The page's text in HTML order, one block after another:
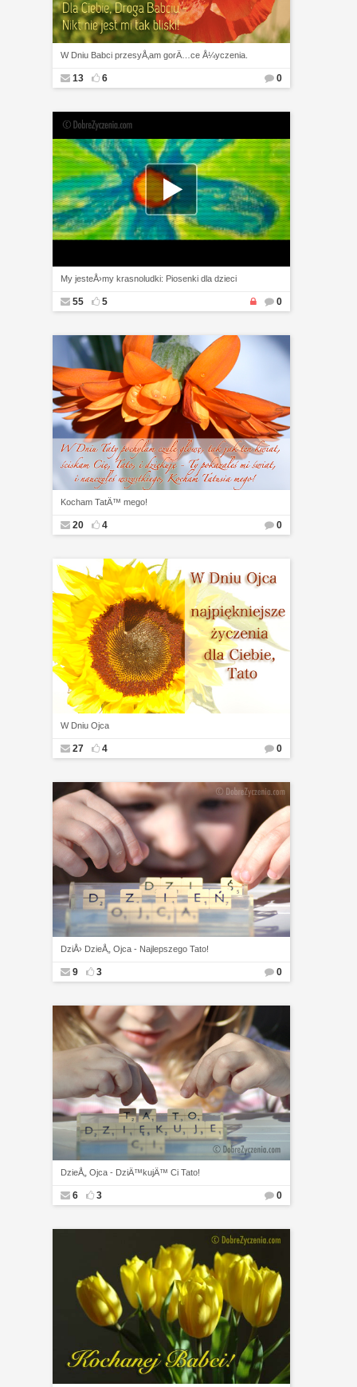
W Dniu Babci przesyÅ‚am gorÄ…ce Å¼yczenia.
13 6 0
My jesteÅ›my krasnoludki: Piosenki dla dzieci
55 5 0
Kocham TatÄ™ mego!
20 4 0
W Dniu Ojca
27 4 0
DziÅ› DzieÅ„ Ojca - Najlepszego Tato!
9 3 0
DzieÅ„ Ojca - DziÄ™kujÄ™ Ci Tato!
6 3 0